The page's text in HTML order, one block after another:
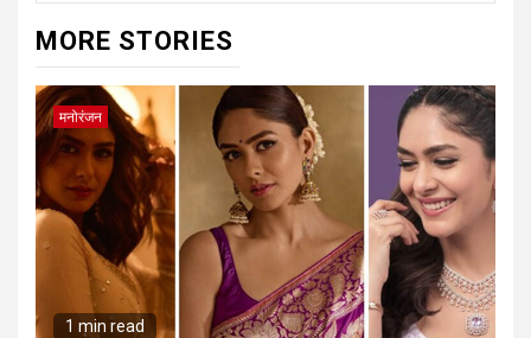
MORE STORIES
मनोरंजन
1 min read